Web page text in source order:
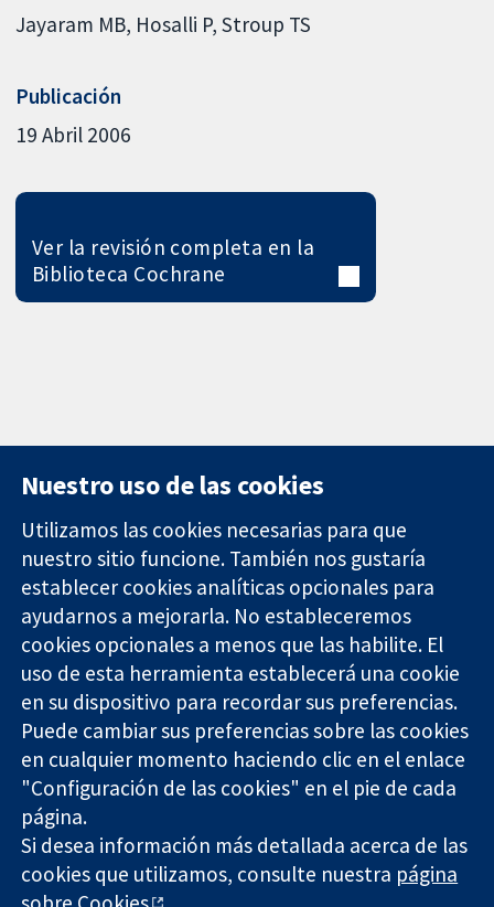
Jayaram MB Hosalli P Stroup TS
Publicación
19 Abril 2006
Ver la revisión completa en la
Biblioteca Cochrane
Evidencia fiable.
Decisiones
informadas.
Mejor salud.
11-13 Cavendish
Square
Londres
W1G 0AN
Reino Unido
Contacto
Noticias
Prensa
Sobre
nosotros
Empleo
Cochrane
Library
The Cochrane Collaboration is a charity (no. 1045921) and a
company limited by guarantee (no. 03044323) registered in
England & Wales. VAT registration number GB 718 2127 49.
Nuestro uso de las cookies
Utilizamos las cookies necesarias para que
nuestro sitio funcione. También nos gustaría
establecer cookies analíticas opcionales para
ayudarnos a mejorarla. No estableceremos
cookies opcionales a menos que las habilite. El
uso de esta herramienta establecerá una cookie
en su dispositivo para recordar sus preferencias.
Puede cambiar sus preferencias sobre las cookies
en cualquier momento haciendo clic en el enlace
"Configuración de las cookies" en el pie de cada
página.
Si desea información más detallada acerca de las
cookies que utilizamos, consulte nuestra página